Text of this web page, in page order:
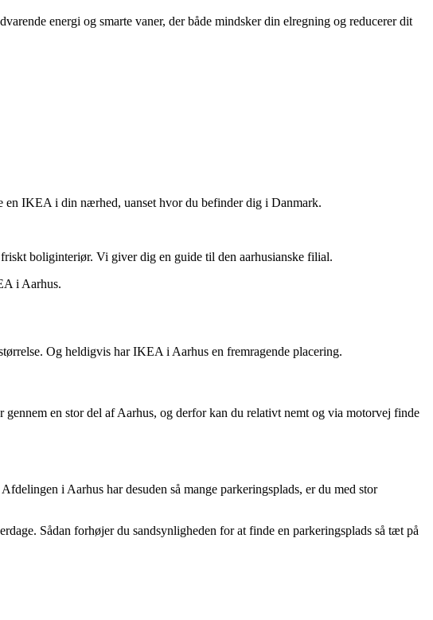
energi og smarte vaner, der både mindsker din elregning og reducerer dit
IKEA i din nærhed, uanset hvor du befinder dig i Danmark.
boliginteriør. Vi giver dig en guide til den aarhusianske filial.
i Aarhus.
Og heldigvis har IKEA i Aarhus en fremragende placering.
en stor del af Aarhus, og derfor kan du relativt nemt og via motorvej finde
i Aarhus har desuden så mange parkeringsplads, er du med stor
Sådan forhøjer du sandsynligheden for at finde en parkeringsplads så tæt på